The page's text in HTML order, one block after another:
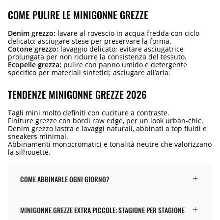
COME PULIRE LE MINIGONNE GREZZE
Denim grezzo: lavare al rovescio in acqua fredda con ciclo
delicato; asciugare stese per preservare la forma.
Cotone grezzo: lavaggio delicato; evitare asciugatrice
prolungata per non ridurre la consistenza del tessuto.
Ecopelle grezza: pulire con panno umido e detergente
specifico per materiali sintetici; asciugare all’aria.
TENDENZE MINIGONNE GREZZE 2026
Tagli mini molto definiti con cuciture a contraste.
Finiture grezze con bordi raw edge, per un look urban-chic.
Denim grezzo lastra e lavaggi naturali, abbinati a top fluidi e
sneakers minimal.
Abbinamenti monocromatici e tonalità neutre che valorizzano
la silhouette.
COME ABBINARLE OGNI GIORNO?
MINIGONNE GREZZE EXTRA PICCOLE: STAGIONE PER STAGIONE